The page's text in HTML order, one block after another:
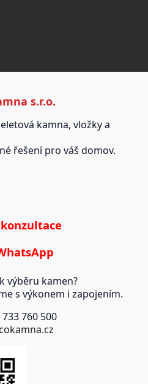
s.r.o.
kamna, vložky a
řešení pro váš domov.
výběru kamen?
s výkonem i zapojením.
733 760 500